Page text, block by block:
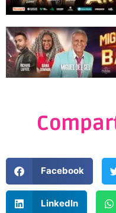
Facebook
LinkedIn